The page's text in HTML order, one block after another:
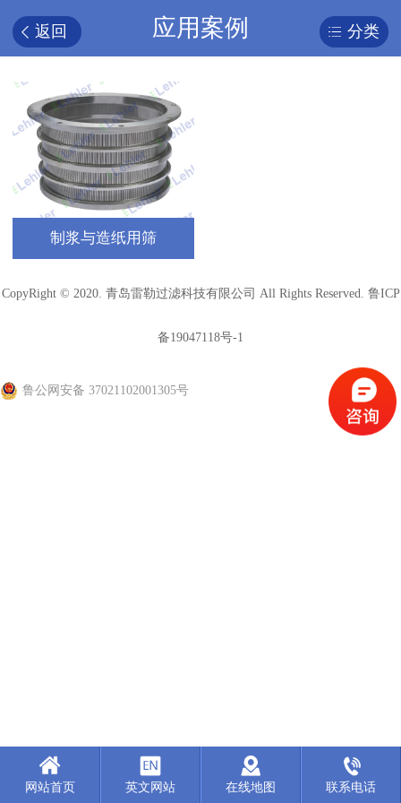
应用案例
返回 分类
制浆与造纸用筛
CopyRight © 2020. 青岛雷勒过滤科技有限公司 All Rights Reserved. 鲁ICP
备19047118号-1
鲁公网安备 37021102001305号
网站首页 英文网站 在线地图 联系电话